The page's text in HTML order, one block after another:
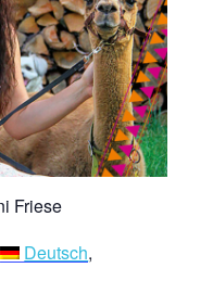
Friese
Deutsch